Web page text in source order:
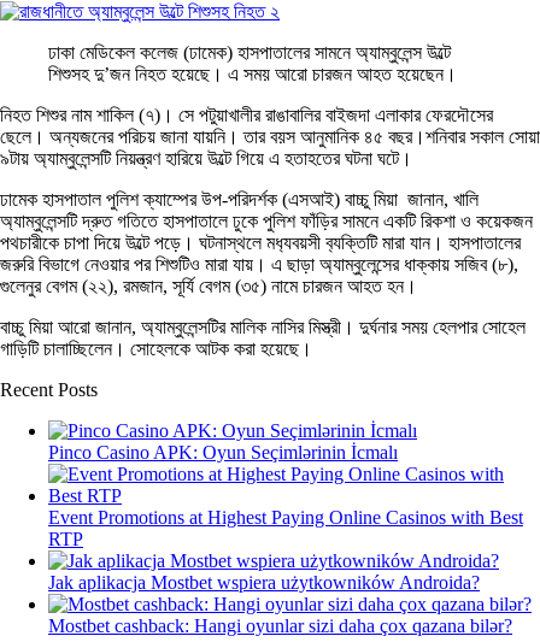
ঢাকা মেডিকেল কলেজ (ঢামেক) হাসপাতালের সামনে অ্যাম্বুলেন্স উল্টে
শিশুসহ দু’জন নিহত হয়েছে। এ সময় আরো চারজন আহত হয়েছেন।
নিহত শিশুর নাম শাকিল (৭)। সে পটুয়াখালীর রাঙাবালির বাইজদা এলাকার ফেরদৌসের
ছেলে। অন্যজনের পরিচয় জানা যায়নি। তার বয়স আনুমানিক ৪৫ বছর।শনিবার সকাল সোয়া
৯টায় অ‌্যাম্বুলেন্সটি নিয়ন্ত্রণ হারিয়ে উল্টে গিয়ে এ হতাহতের ঘটনা ঘটে।
ঢামেক হাসপাতাল পুলিশ ক্যাম্পের উপ-পরিদর্শক (এসআই) বাচ্চু মিয়া জানান, খালি
অ্যাম্বুলেন্সটি দ্রুত গতিতে হাসপাতালে ঢুকে পুলিশ ফাঁড়ির সামনে একটি রিকশা ও কয়েকজন
পথচারীকে চাপা দিয়ে উল্টে পড়ে। ঘটনাস্থলে মধ‌্যবয়সী ব‌্যক্তিটি মারা যান। হাসপাতালের
জরুরি বিভাগে নেওয়ার পর শিশুটিও মারা যায়। এ ছাড়া অ্যাম্বুলেন্সের ধাক্কায় সজিব (৮),
গুলেনুর বেগম (২২), রমজান, সূর্যি বেগম (৩৫) নামে চারজন আহত হন।
বাচ্চু মিয়া আরো জানান, অ্যাম্বুলেন্সটির মালিক নাসির মিস্ত্রী। দুর্ঘনার সময় হেলপার সোহেল
গাড়িটি চালাচ্ছিলেন। সোহেলকে আটক করা হয়েছে।
Recent Posts
Pinco Casino APK: Oyun Seçimlərinin İcmalı
Event Promotions at Highest Paying Online Casinos with Best
RTP
Jak aplikacja Mostbet wspiera użytkowników Androida?
Mostbet cashback: Hangi oyunlar sizi daha çox qazana bilər?